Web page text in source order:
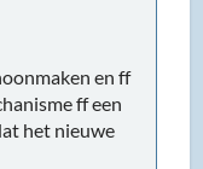
en ff
ff een
het nieuwe